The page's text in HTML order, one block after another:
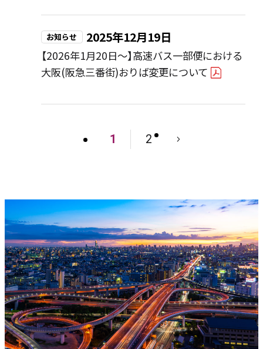
お知らせ 2025年12月19日
【2026年1月20日～】高速バス一部便における
大阪(阪急三番街)おりば変更について
1 2